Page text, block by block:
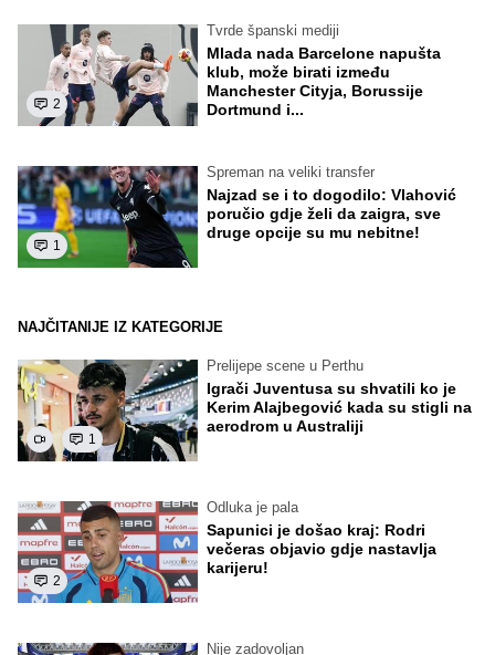
2
Tvrde španski mediji
Mlada nada Barcelone napušta
klub, može birati između
Manchester Cityja, Borussije
Dortmund i...
1
Spreman na veliki transfer
Najzad se i to dogodilo: Vlahović
poručio gdje želi da zaigra, sve
druge opcije su mu nebitne!
NAJČITANIJE IZ KATEGORIJE
1
Prelijepe scene u Perthu
Igrači Juventusa su shvatili ko je
Kerim Alajbegović kada su stigli na
aerodrom u Australiji
2
Odluka je pala
Sapunici je došao kraj: Rodri
večeras objavio gdje nastavlja
karijeru!
Nije zadovoljan